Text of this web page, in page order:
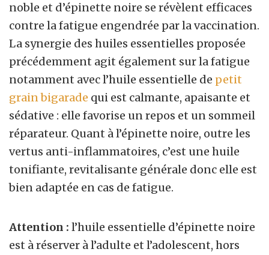
noble et d’épinette noire se révèlent efficaces
contre la fatigue engendrée par la vaccination.
La synergie des huiles essentielles proposée
précédemment agit également sur la fatigue
notamment avec l’huile essentielle de petit
grain bigarade qui est calmante, apaisante et
sédative : elle favorise un repos et un sommeil
réparateur. Quant à l’épinette noire, outre les
vertus anti-inflammatoires, c’est une huile
tonifiante, revitalisante générale donc elle est
bien adaptée en cas de fatigue.
Attention : l’huile essentielle d’épinette noire
est à réserver à l’adulte et l’adolescent, hors